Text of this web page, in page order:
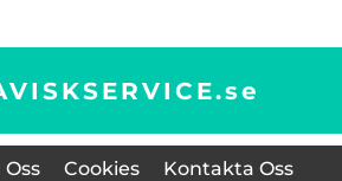
se
Cookies Kontakta Oss